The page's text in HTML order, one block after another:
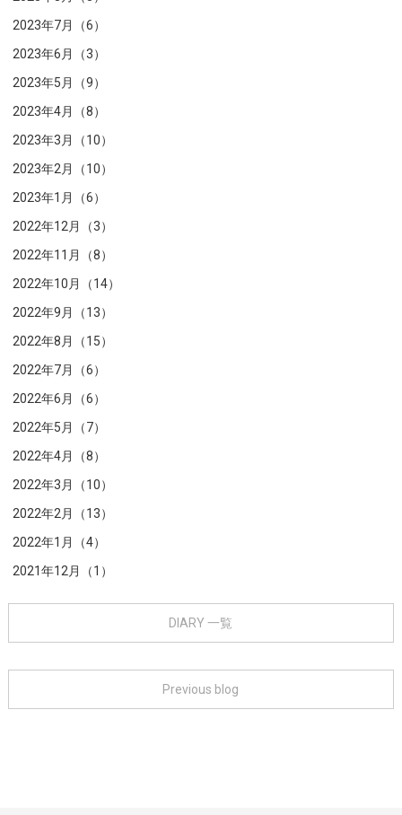
2023年7月（6）
2023年6月（3）
2023年5月（9）
2023年4月（8）
2023年3月（10）
2023年2月（10）
2023年1月（6）
2022年12月（3）
2022年11月（8）
2022年10月（14）
2022年9月（13）
2022年8月（15）
2022年7月（6）
2022年6月（6）
2022年5月（7）
2022年4月（8）
2022年3月（10）
2022年2月（13）
2022年1月（4）
2021年12月（1）
DIARY 一覧
Previous blog